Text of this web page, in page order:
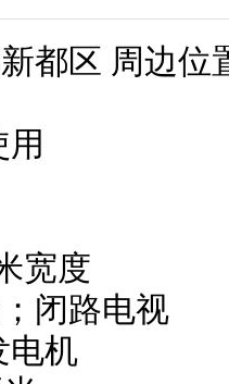
都区 周边位
宽度
闭路电视
电机